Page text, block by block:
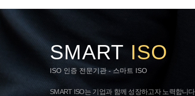
SMART ISO
ISO 인증 전문기관 - 스마트 ISO
SMART ISO는 기업과 함께 성장하고자 노력합니다.